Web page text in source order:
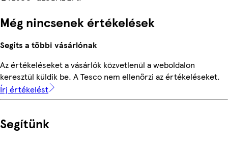
Még nincsenek értékelések
Segíts a többi vásárlónak
Az értékeléseket a vásárlók közvetlenül a weboldalon
keresztül küldik be. A Tesco nem ellenőrzi az értékeléseket.
Írj értékelést
Segítünk